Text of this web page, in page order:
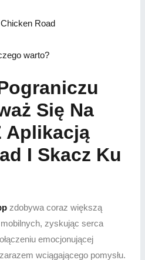
Road
warto?
Się Na
Aplikacją
I Skacz Ku
zdobywa coraz większą
zyskując serca
emocjonującej
wciągającego pomysłu.